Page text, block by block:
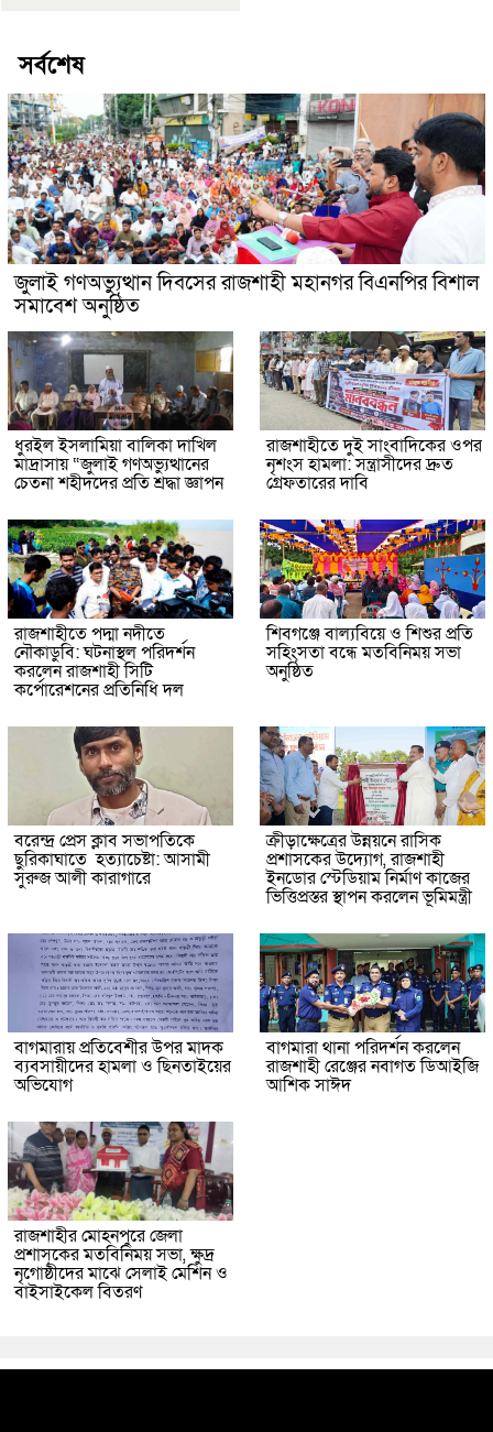
সর্বশেষ
জুলাই গণঅভ্যুত্থান দিবসের রাজশাহী মহানগর বিএনপির বিশাল
সমাবেশ অনুষ্ঠিত
ধুরইল ইসলামিয়া বালিকা দাখিল
মাদ্রাসায় “জুলাই গণঅভ্যুত্থানের
চেতনা শহীদদের প্রতি শ্রদ্ধা জ্ঞাপন
রাজশাহীতে দুই সাংবাদিকের ওপর
নৃশংস হামলা: সন্ত্রাসীদের দ্রুত
গ্রেফতারের দাবি
রাজশাহীতে পদ্মা নদীতে
নৌকাডুবি: ঘটনাস্থল পরিদর্শন
করলেন রাজশাহী সিটি
কর্পোরেশনের প্রতিনিধি দল
শিবগঞ্জে বাল্যবিয়ে ও শিশুর প্রতি
সহিংসতা বন্ধে মতবিনিময় সভা
অনুষ্ঠিত
বরেন্দ্র প্রেস ক্লাব সভাপতিকে
ছুরিকাঘাতে হত্যাচেষ্টা: আসামী
সুরুজ আলী কারাগারে
ক্রীড়াক্ষেত্রের উন্নয়নে রাসিক
প্রশাসকের উদ্যোগ, রাজশাহী
ইনডোর স্টেডিয়াম নির্মাণ কাজের
ভিত্তিপ্রস্তর স্থাপন করলেন ভূমিমন্ত্রী
বাগমারায় প্রতিবেশীর উপর মাদক
ব্যবসায়ীদের হামলা ও ছিনতাইয়ের
অভিযোগ
বাগমারা থানা পরিদর্শন করলেন
রাজশাহী রেঞ্জের নবাগত ডিআইজি
আশিক সাঈদ
রাজশাহীর মোহনপুরে জেলা
প্রশাসকের মতবিনিময় সভা, ক্ষুদ্র
নৃগোষ্ঠীদের মাঝে সেলাই মেশিন ও
বাইসাইকেল বিতরণ